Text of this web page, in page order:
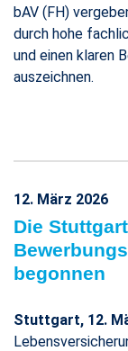
bAV (FH)
durch hohe
und einen klaren
auszeichnen.
12. März 2026
Die
begonnen
Stuttgart, 12.